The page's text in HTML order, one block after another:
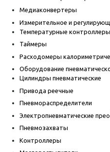
Медиаконвертеры
Измерительное и
Температурные контроллеры
Таймеры
Расходомеры
Оборудование
Цилиндры пневматические
Привода реечные
Пневмораспределители
Электропневматические
Пневмозахваты
Контроллеры